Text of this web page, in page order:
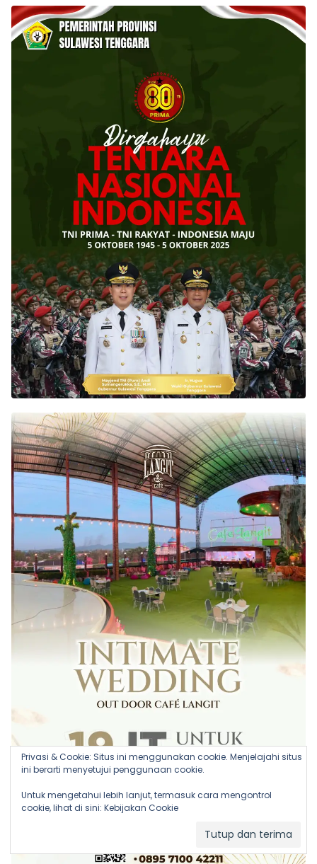
Privasi & Cookie: Situs ini menggunakan cookie. Menjelajahi situs
ini berarti menyetujui penggunaan cookie.
Untuk mengetahui lebih lanjut, termasuk cara mengontrol
cookie, lihat di sini: Kebijakan Cookie